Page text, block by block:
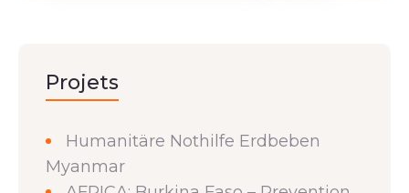
Projets
Humanitäre Nothilfe Erdbeben
Myanmar